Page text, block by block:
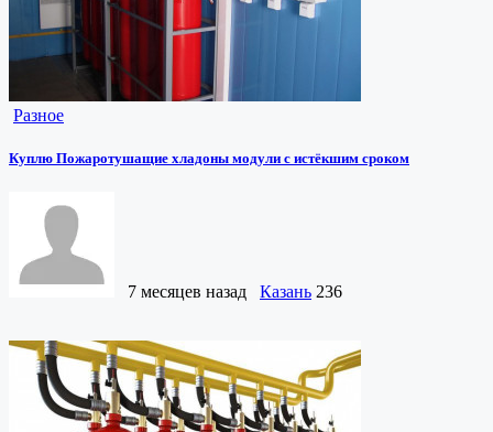
Разное
Куплю Пожаротушащие хладоны модули с истёкшим сроком
7 месяцев назад Казань 236